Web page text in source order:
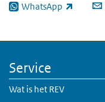
WhatsApp
(externe link)
Service
Wat is het REV